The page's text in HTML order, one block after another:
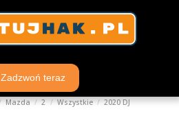
Zadzwoń teraz
Mazda 2 Wszystkie 2020 DJ